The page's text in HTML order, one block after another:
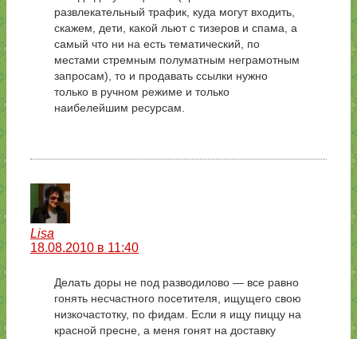
развлекательный трафик, куда могут входить,
скажем, дети, какой льют с тизеров и спама, а
самый что ни на есть тематический, по
местами стремным полуматным неграмотным
запросам), то и продавать ссылки нужно
только в ручном режиме и только
наибелейшим ресурсам.
Lisa
18.08.2010 в 11:40
Делать доры не под разводилово — все равно
гонять несчастного посетителя, ищущего свою
низкочастотку, по фидам. Если я ищу пиццу на
красной пресне, а меня гонят на доставку